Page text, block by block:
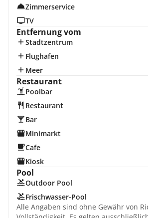
Zimmerservice
TV
Entfernung vom
Stadtzentrum
Flughafen
Meer
Restaurant
Poolbar
Restaurant
Bar
Minimarkt
Cafe
Kiosk
Pool
Outdoor Pool
Frischwasser-Pool
Alle Angaben sind ohne Gewähr von